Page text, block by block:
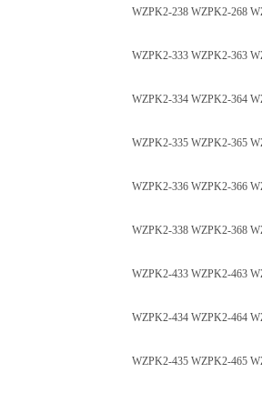
WZPK2-238 WZPK2-268
WZPK2-333 WZPK2-363
WZPK2-334 WZPK2-364
WZPK2-335 WZPK2-365
WZPK2-336 WZPK2-366
WZPK2-338 WZPK2-368
WZPK2-433 WZPK2-463
WZPK2-434 WZPK2-464
WZPK2-435 WZPK2-465